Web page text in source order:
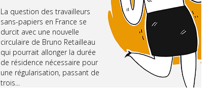
La question des travailleurs
sans-papiers en France se
durcit avec une nouvelle
circulaire de Bruno Retailleau
qui pourrait allonger la durée
de résidence nécessaire pour
une régularisation, passant de
trois...